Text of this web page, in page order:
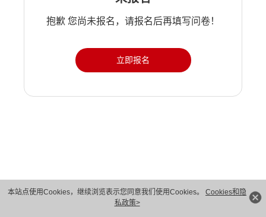
本站点使用Cookies，继续浏览表示您同意我们使用Cookies。 Cookies和隐
私政策>
抱歉 您尚未报名，请报名后再填写问卷！
立即报名
版权所有 © 华为技术有限公司 1998-2026。 保留一切权利。粤A2-20044005号
隐私保护
法律声明